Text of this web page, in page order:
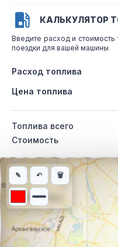
КАЛЬКУЛЯТОР
Введите расход и
поездки для вашей машины
Расход топлива
Цена топлива
Топлива всего
Стоимость
Интерактивная карта
✎ ↶ 🗑